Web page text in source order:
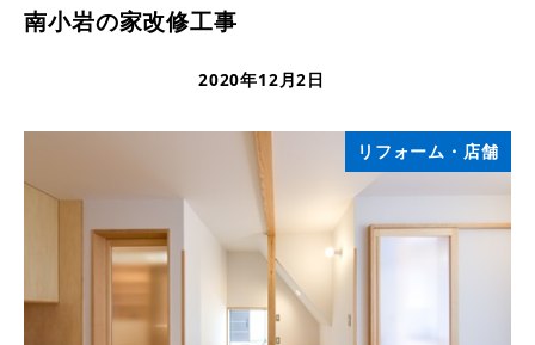
南小岩の家改修工事
更新日
2020年12月2日
リフォーム・店舗